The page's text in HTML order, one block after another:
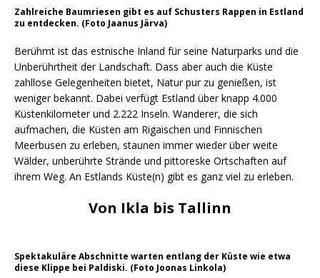
Zahlreiche Baumriesen gibt es auf Schusters Rappen in Estland
zu entdecken. (Foto Jaanus Järva)
Berühmt ist das estnische Inland für seine Naturparks und die
Unberührtheit der Landschaft. Dass aber auch die Küste
zahllose Gelegenheiten bietet, Natur pur zu genießen, ist
weniger bekannt. Dabei verfügt Estland über knapp 4.000
Küstenkilometer und 2.222 Inseln. Wanderer, die sich
aufmachen, die Küsten am Rigaischen und Finnischen
Meerbusen zu erleben, staunen immer wieder über weite
Wälder, unberührte Strände und pittoreske Ortschaften auf
ihrem Weg. An Estlands Küste(n) gibt es ganz viel zu erleben.
Von Ikla bis Tallinn
Spektakuläre Abschnitte warten entlang der Küste wie etwa
diese Klippe bei Paldiski. (Foto Joonas Linkola)